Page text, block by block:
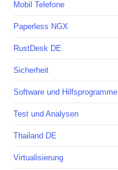
Mobil Telefone
Paperless NGX
RustDesk DE
Sicherheit
Software und Hilfsprogramme
Test und Analysen
Thailand DE
Virtualisierung